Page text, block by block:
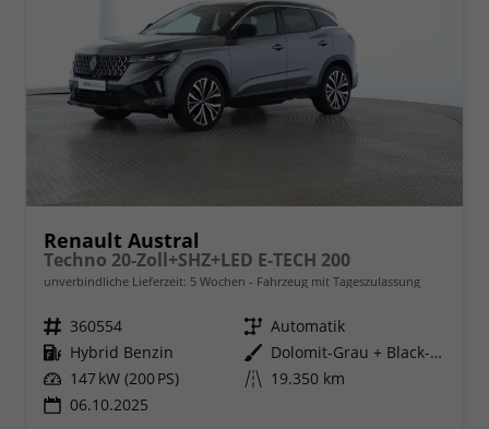
Renault Austral
Techno 20-Zoll+SHZ+LED E-TECH 200
unverbindliche Lieferzeit: 5 Wochen Fahrzeug mit Tageszulassung
Fahrzeugnr. 360554 Getriebe Automatik
Kraftstoff Hybrid Benzin Außenfarbe
Dolomit-Grau + Black-Pearl-Schwa
Leistung 147 kW (200 PS) Kilometerstand 19.350 km
06.10.2025